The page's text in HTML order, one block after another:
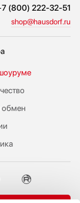
(800) 222-32-51
shop@hausdorf.ru
обмен